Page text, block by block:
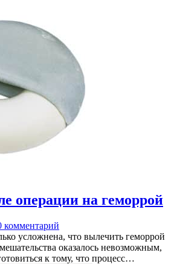
операции на геморрой
комментарий
усложнена, что вылечить геморрой
оказалось невозможным,
к тому, что процесс…